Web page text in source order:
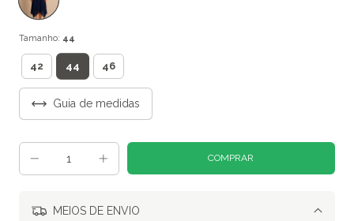
Tamanho: 44
42 44 46
Guia de medidas
MEIOS DE ENVIO